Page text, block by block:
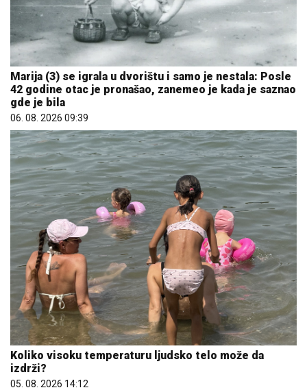
Marija (3) se igrala u dvorištu i samo je nestala: Posle
42 godine otac je pronašao, zanemeo je kada je saznao
gde je bila
06. 08. 2026 09:39
Koliko visoku temperaturu ljudsko telo može da
izdrži?
05. 08. 2026 14:12